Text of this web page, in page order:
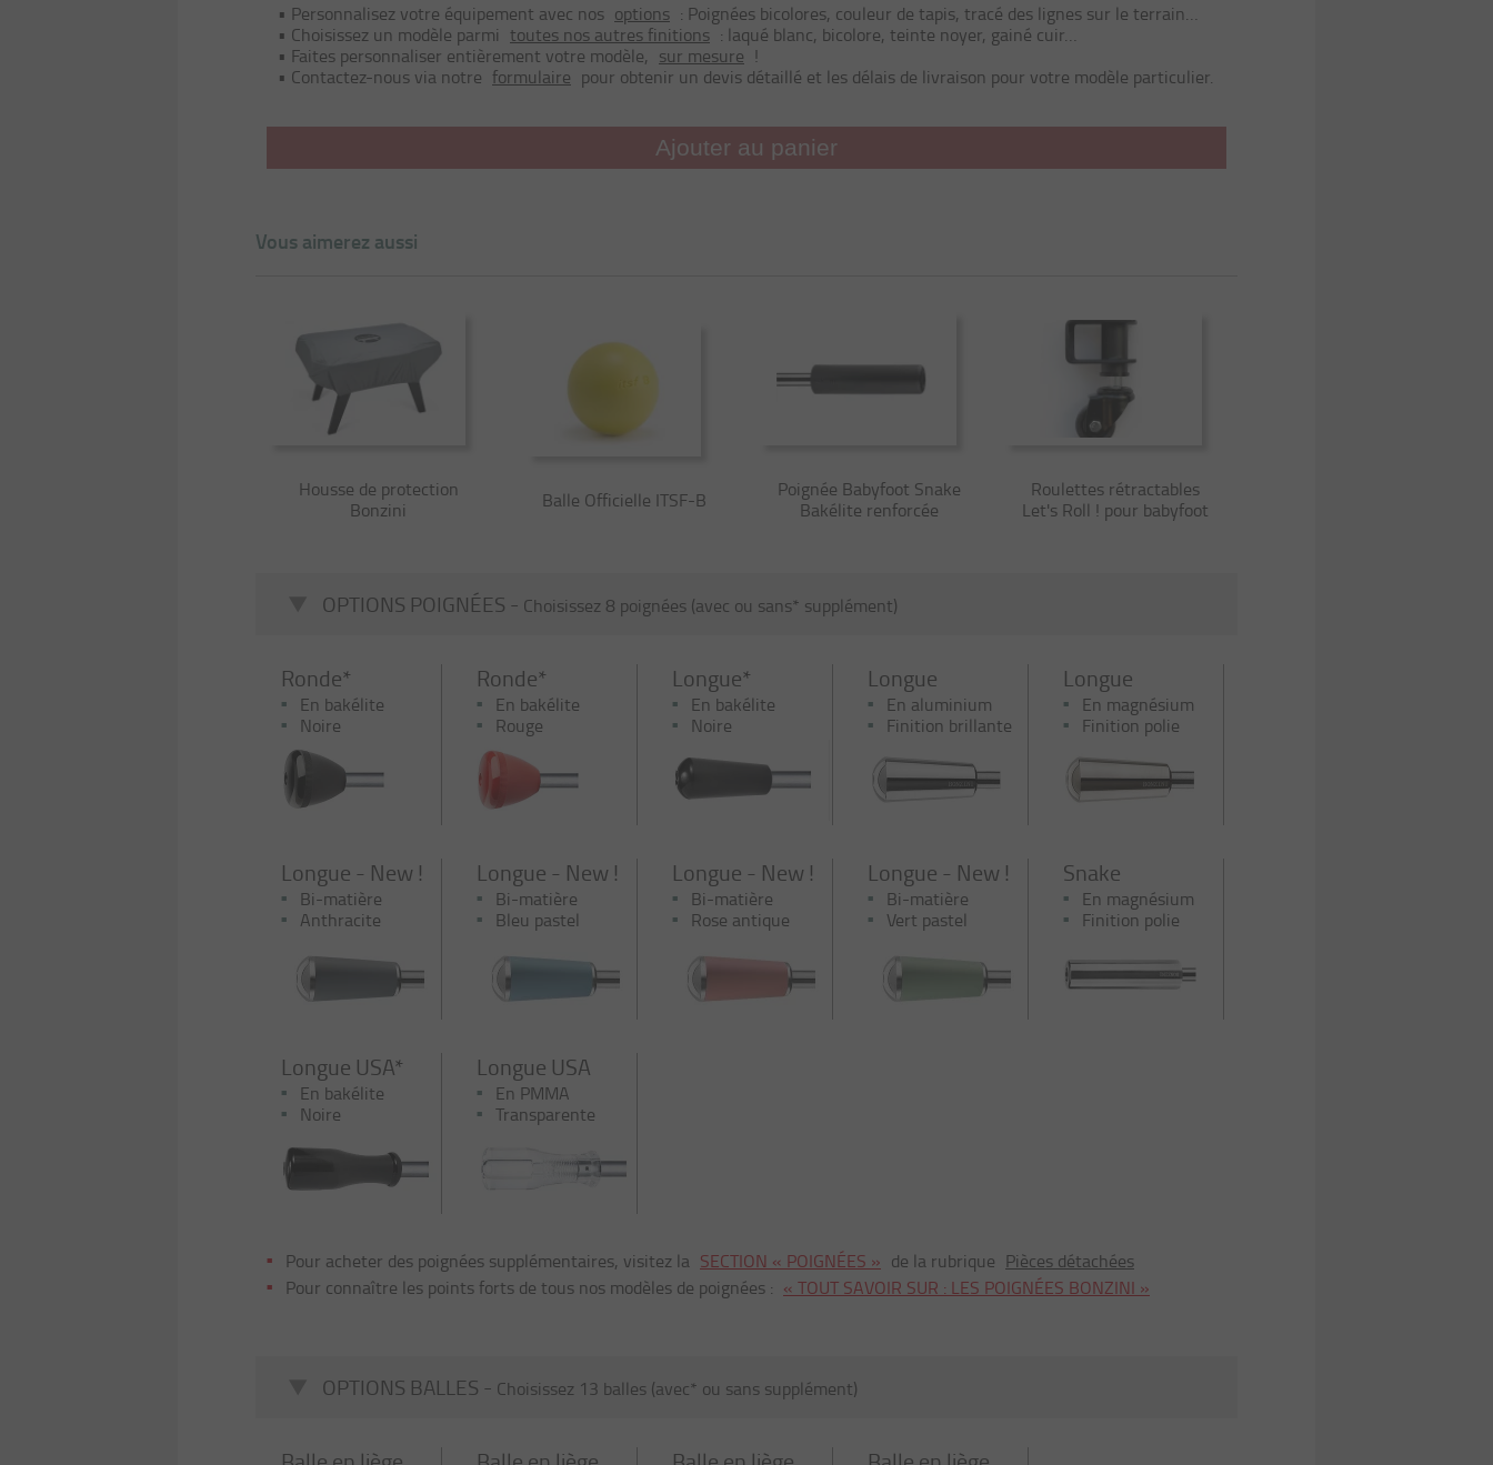
• Personnalisez votre équipement avec nos options : Poignées bicolores, couleur de tapis, tracé des lignes sur le terrain…
• Choisissez un modèle parmi toutes nos autres finitions : laqué blanc, bicolore, teinte noyer, gainé cuir…
• Faites personnaliser entièrement votre modèle, sur mesure !
• Contactez-nous via notre formulaire pour obtenir un devis détaillé et les délais de livraison pour votre modèle particulier.
Ajouter au panier
Vous aimerez aussi
Housse de protection
Bonzini
Balle Officielle ITSF-B
Poignée Babyfoot Snake
Bakélite renforcée
Roulettes rétractables
Let's Roll ! pour babyfoot
OPTIONS POIGNÉES - Choisissez 8 poignées (avec ou sans* supplément)
Ronde*
En bakélite
Noire
Ronde*
En bakélite
Rouge
Longue*
En bakélite
Noire
Longue
En aluminium
Finition brillante
Longue
En magnésium
Finition polie
Longue - New !
Bi-matière
Anthracite
Longue - New !
Bi-matière
Bleu pastel
Longue - New !
Bi-matière
Rose antique
Longue - New !
Bi-matière
Vert pastel
Snake
En magnésium
Finition polie
Longue USA*
En bakélite
Noire
Longue USA
En PMMA
Transparente
Pour acheter des poignées supplémentaires, visitez la SECTION « POIGNÉES » de la rubrique Pièces détachées
Pour connaître les points forts de tous nos modèles de poignées : « TOUT SAVOIR SUR : LES POIGNÉES BONZINI »
OPTIONS BALLES - Choisissez 13 balles (avec* ou sans supplément)